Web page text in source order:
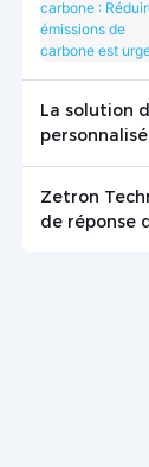
La solution
Zetron
de réponse